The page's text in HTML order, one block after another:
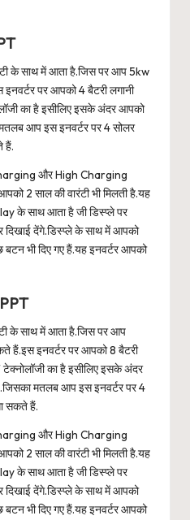
के साथ में आता है.जिस पर आप 5kw
पर आपको 4 बैटरी लगानी
का है इसीलिए इसके अंदर आपको
आप इस इनवर्टर पर 4 सोलर
हैं.
और High Charging
2 साल की वारंटी भी मिलती है.यह
के साथ आता है जी डिस्प्ले पर
दिखाई देंगे.डिस्प्ले के साथ में आपको
भी दिए गए हैं.यह इनवर्टर आपको
के साथ में आता है.जिस पर आप
हैं.इस इनवर्टर पर आपको 8 बैटरी
टेक्नोलॉजी का है इसीलिए इसके अंदर
मतलब आप इस इनवर्टर पर 4
सकते हैं.
और High Charging
2 साल की वारंटी भी मिलती है.यह
के साथ आता है जी डिस्प्ले पर
दिखाई देंगे.डिस्प्ले के साथ में आपको
भी दिए गए हैं.यह इनवर्टर आपको